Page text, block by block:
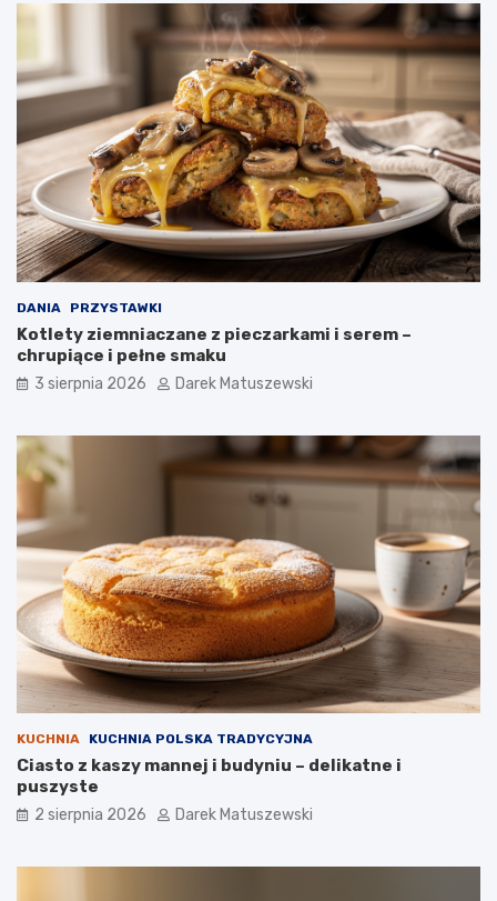
DANIA PRZYSTAWKI
Kotlety ziemniaczane z pieczarkami i serem –
chrupiące i pełne smaku
3 sierpnia 2026 Darek Matuszewski
KUCHNIA KUCHNIA POLSKA TRADYCYJNA
Ciasto z kaszy mannej i budyniu – delikatne i
puszyste
2 sierpnia 2026 Darek Matuszewski